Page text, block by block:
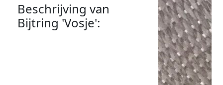
Beschrijving van
Bijtring 'Vosje':